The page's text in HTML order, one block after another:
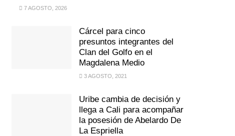
7 AGOSTO, 2026
Cárcel para cinco
presuntos integrantes del
Clan del Golfo en el
Magdalena Medio
3 AGOSTO, 2021
Uribe cambia de decisión y
llega a Cali para acompañar
la posesión de Abelardo De
La Espriella